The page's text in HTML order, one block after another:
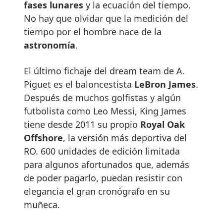
fases lunares y la ecuación del tiempo.
No hay que olvidar que la medición del
tiempo por el hombre nace de la
astronomía.
El último fichaje del dream team de A.
Piguet es el baloncestista LeBron James.
Después de muchos golfistas y algún
futbolista como Leo Messi, King James
tiene desde 2011 su propio Royal Oak
Offshore, la versión más deportiva del
RO. 600 unidades de edición limitada
para algunos afortunados que, además
de poder pagarlo, puedan resistir con
elegancia el gran cronógrafo en su
muñeca.